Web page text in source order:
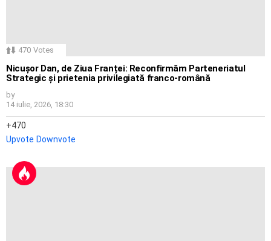
470 Votes
Nicușor Dan, de Ziua Franței: Reconfirmăm Parteneriatul
Strategic și prietenia privilegiată franco-română
by
14 iulie, 2026, 18:30
470
Upvote Downvote